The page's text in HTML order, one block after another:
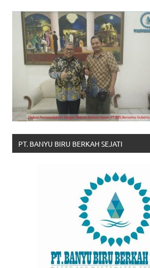
PT. BANYU BIRU BERKAH SEJATI